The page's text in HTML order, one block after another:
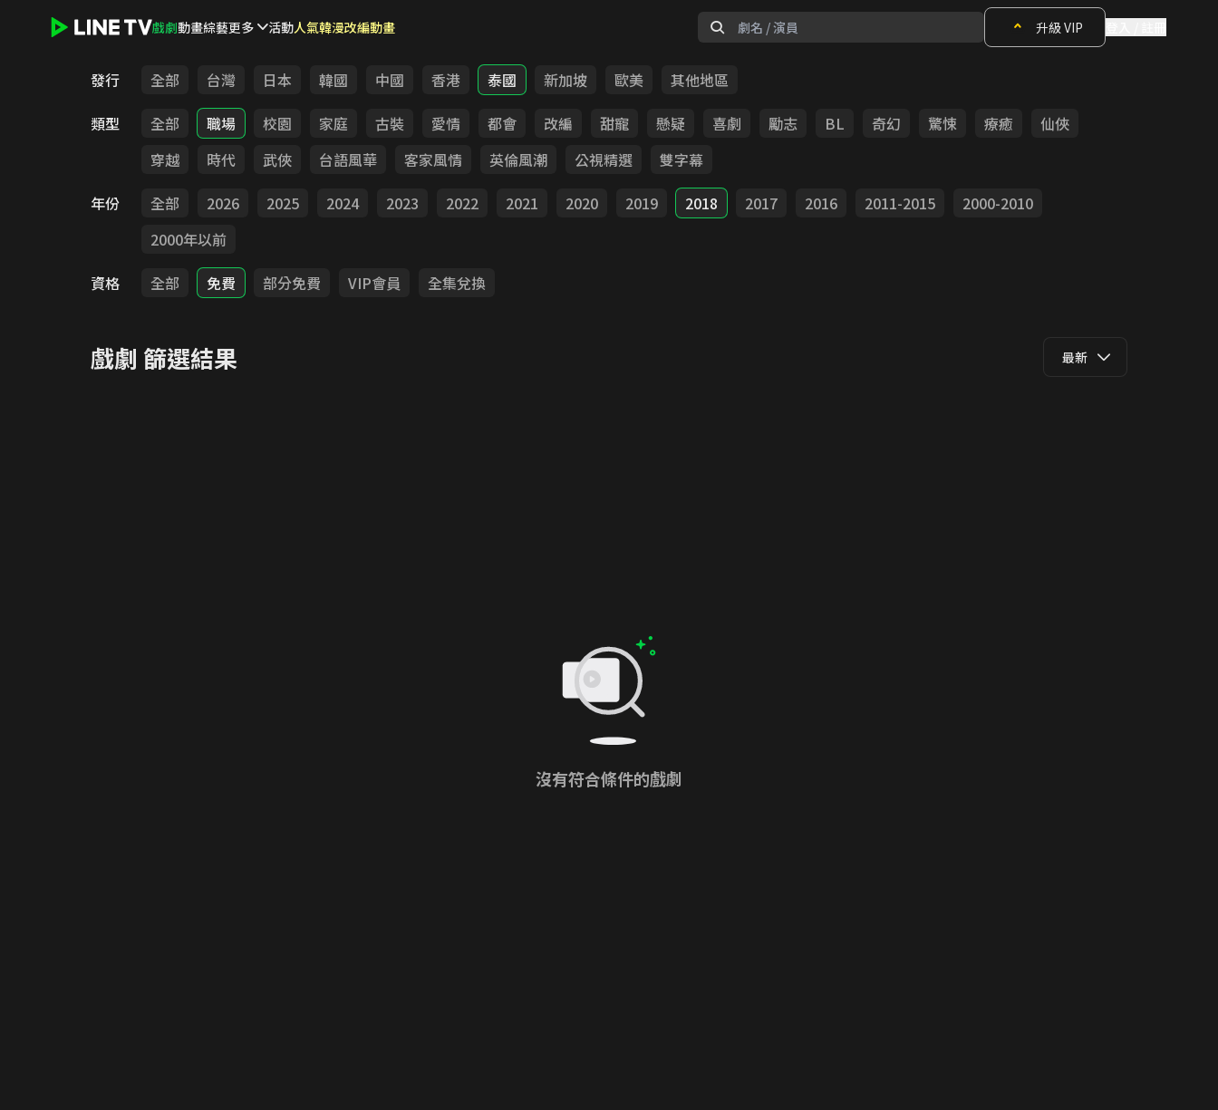
戲劇動畫綜藝更多 活動人氣韓漫改編動畫 升級 VIP
發行 全部 台灣 日本 韓國 中國 香港 泰國 新加坡 歐美
其他地區
類型
全部 職場 校園 家庭 古裝 愛情 都會 改編 甜寵 懸疑 喜劇 勵志 BL 奇幻 驚悚 療癒
仙俠
穿越
時代 武俠 台語風華 客家風情 英倫風潮 公視精選
雙字幕
年份
全部 2026 2025 2024 2023 2022 2021 2020 2019 2018 2017 2016 2011-2015
2000-2010
2000年以前
資格
全部 免費 部分免費 VIP會員 全集兌換
戲劇 篩選結果 最新
沒有符合條件的戲劇